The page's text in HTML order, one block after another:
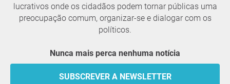
lucrativos onde os cidadãos podem tornar públicas uma
preocupação comum, organizar-se e dialogar com os
políticos.
Nunca mais perca nenhuma notícia
SUBSCREVER A NEWSLETTER